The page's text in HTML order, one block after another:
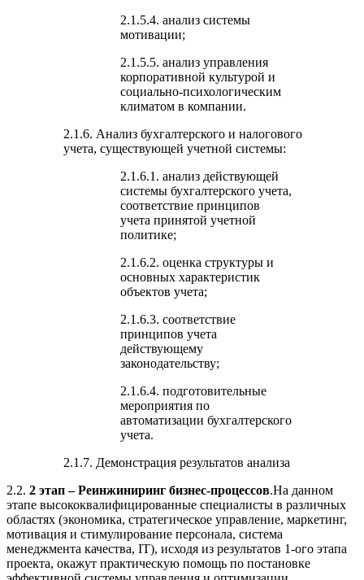
2.1.5.4. анализ системы
мотивации;
2.1.5.5. анализ управления
корпоративной культурой и
социально-психологическим
климатом в компании.
2.1.6. Анализ бухгалтерского и налогового
учета, существующей учетной системы:
2.1.6.1. анализ действующей
системы бухгалтерского учета,
соответствие принципов
учета принятой учетной
политике;
2.1.6.2. оценка структуры и
основных характеристик
объектов учета;
2.1.6.3. соответствие
принципов учета
действующему
законодательству;
2.1.6.4. подготовительные
мероприятия по
автоматизации бухгалтерского
учета.
2.1.7. Демонстрация результатов анализа
2.2. 2 этап – Реинжиниринг бизнес-процессов.На данном
этапе высококвалифицированные специалисты в различных
областях (экономика, стратегическое управление, маркетинг,
мотивация и стимулирование персонала, система
менеджмента качества, IT), исходя из результатов 1-ого этапа
проекта, окажут практическую помощь по постановке